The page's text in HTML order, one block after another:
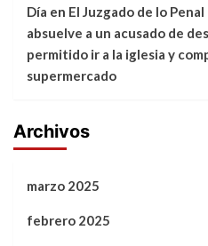
Día en El Juzgado de lo
absuelve a un acusado de
permitido ir a la iglesia y
supermercado
Archivos
marzo 2025
febrero 2025